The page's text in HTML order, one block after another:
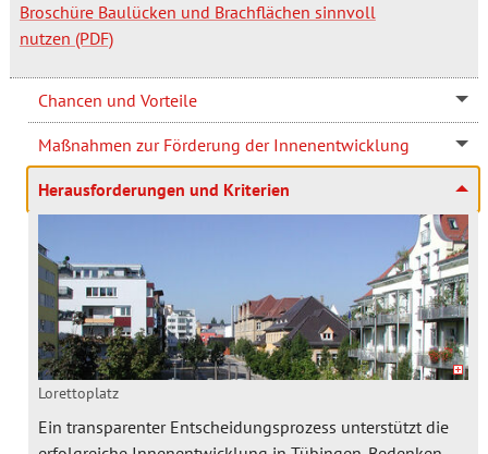
Broschüre Baulücken und Brachflächen sinnvoll
nutzen
Chancen und Vorteile
Maßnahmen zur Förderung der Innenentwicklung
Herausforderungen und Kriterien
Lorettoplatz
Ein transparenter Entscheidungsprozess unterstützt die